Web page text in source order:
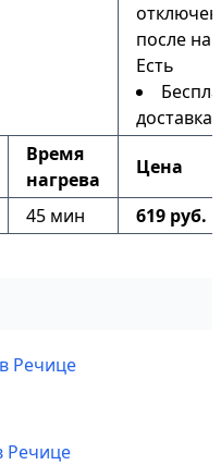
после
Есть
доставка
Время
нагрева
Цена
45 мин 619 руб.
Речице
Речице